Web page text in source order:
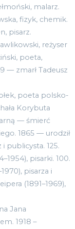
malarz.
fizyk, chemik.
pisarz.
reżyser
poeta,
— zmarł Tadeusz
poeta polsko-
Korybuta
— śmierć
1865 — urodził
publicysta. 125.
pisarki. 100.
pisarza i
(1891–1969),
Jana
1918 –